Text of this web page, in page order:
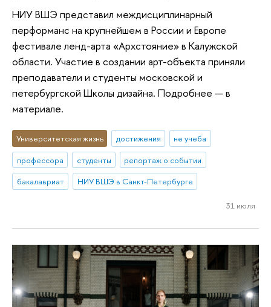
НИУ ВШЭ представил междисциплинарный
перформанс на крупнейшем в России и Европе
фестивале ленд-арта «Архстояние» в Калужской
области. Участие в создании арт-объекта приняли
преподаватели и студенты московской и
петербургской Школы дизайна. Подробнее — в
материале.
Университетская жизнь достижения
не учеба
профессора
студенты
репортаж о событии
бакалавриат
НИУ ВШЭ в Санкт-Петербурге
31 июля